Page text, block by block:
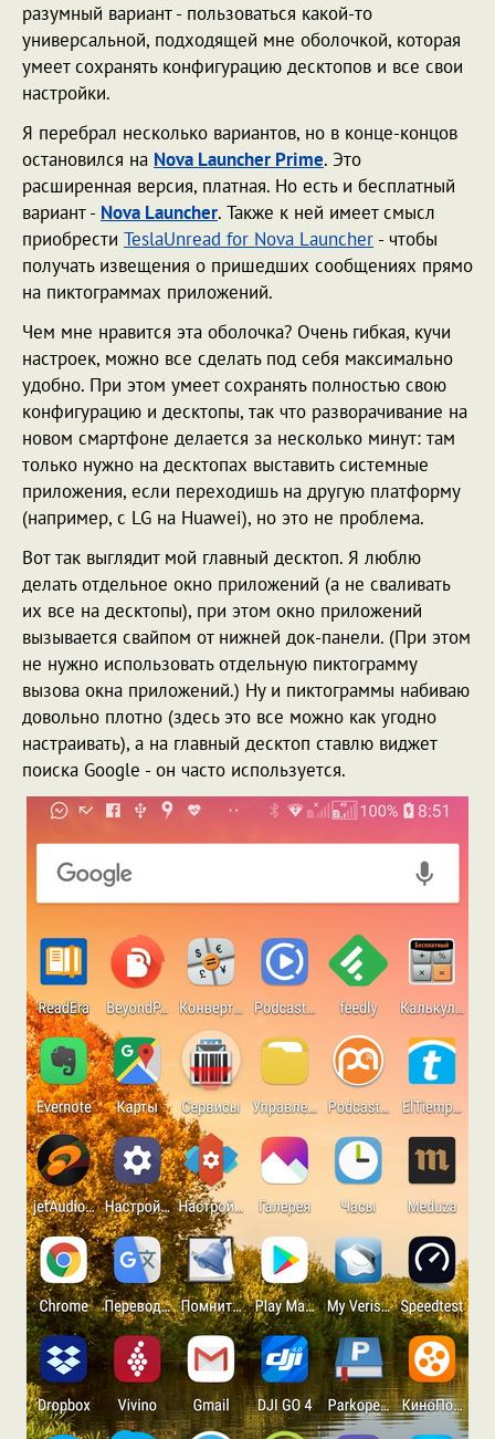
разумный вариант - пользоваться какой-то
универсальной, подходящей мне оболочкой, которая
умеет сохранять конфигурацию десктопов и все свои
настройки.
Я перебрал несколько вариантов, но в конце-концов
остановился на Nova Launcher Prime. Это
расширенная версия, платная. Но есть и бесплатный
вариант - Nova Launcher. Также к ней имеет смысл
приобрести TeslaUnread for Nova Launcher - чтобы
получать извещения о пришедших сообщениях прямо
на пиктограммах приложений.
Чем мне нравится эта оболочка? Очень гибкая, кучи
настроек, можно все сделать под себя максимально
удобно. При этом умеет сохранять полностью свою
конфигурацию и десктопы, так что разворачивание на
новом смартфоне делается за несколько минут: там
только нужно на десктопах выставить системные
приложения, если переходишь на другую платформу
(например, с LG на Huawei), но это не проблема.
Вот так выглядит мой главный десктоп. Я люблю
делать отдельное окно приложений (а не сваливать
их все на десктопы), при этом окно приложений
вызывается свайпом от нижней док-панели. (При этом
не нужно использовать отдельную пиктограмму
вызова окна приложений.) Ну и пиктограммы набиваю
довольно плотно (здесь это все можно как угодно
настраивать), а на главный десктоп ставлю виджет
поиска Google - он часто используется.